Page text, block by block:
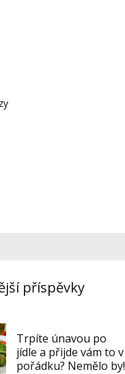
příspěvky
Trpíte únavou po
jídle a přijde vám to v
pořádku? Nemělo by!